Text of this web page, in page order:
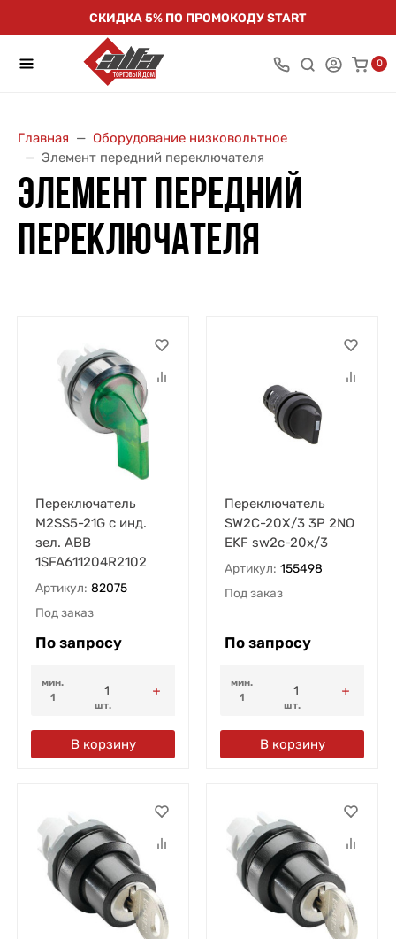
СКИДКА 5% ПО ПРОМОКОДУ START
0
Главная
Оборудование низковольтное
Элемент передний переключателя
ЭЛЕМЕНТ ПЕРЕДНИЙ
ПЕРЕКЛЮЧАТЕЛЯ
Переключатель
M2SS5-21G с инд.
зел. ABB
1SFA611204R2102
Артикул: 82075
Под заказ
По запросу
мин.
1
шт.
В корзину
Переключатель
SW2C-20X/3 3P 2NO
EKF sw2c-20x/3
Артикул: 155498
Под заказ
По запросу
мин.
1
шт.
В корзину